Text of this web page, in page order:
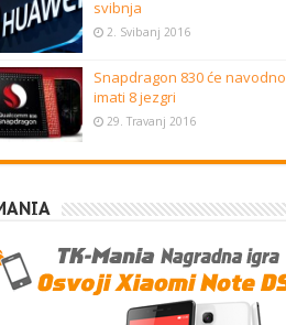
svibnja
2. Svibanj 2016
Snapdragon 830 će navodno
imati 8 jezgri
29. Travanj 2016